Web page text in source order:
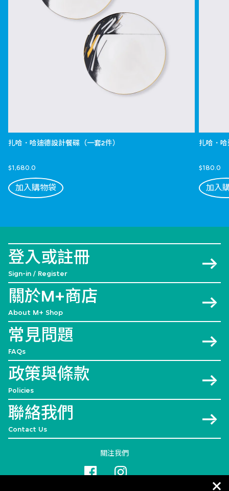
扎哈．哈迪德設計餐碟（一套2件）
$1,680.0
加入購物袋
扎哈．
$180.0
加入
登入或註冊
Sign-in / Register
關於M+商店
About M+ Shop
常見問題
FAQs
政策與條款
Policies
聯絡我們
Contact Us
關注我們